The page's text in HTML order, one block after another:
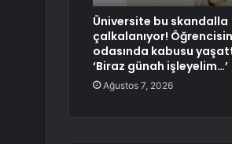
Üniversite bu skandalla
çalkalanıyor!
odasında kabusu
‘Biraz günah işleyelim…’
Ağustos 7, 2026